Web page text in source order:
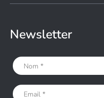
Newsletter